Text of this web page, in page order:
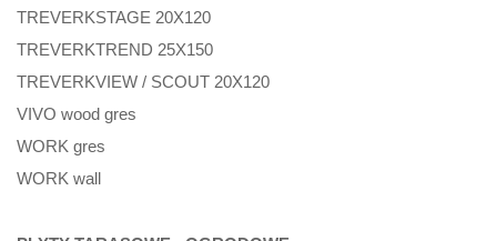
TREVERKSTAGE 20X120
TREVERKTREND 25X150
TREVERKVIEW / SCOUT 20X120
VIVO wood gres
WORK gres
WORK wall